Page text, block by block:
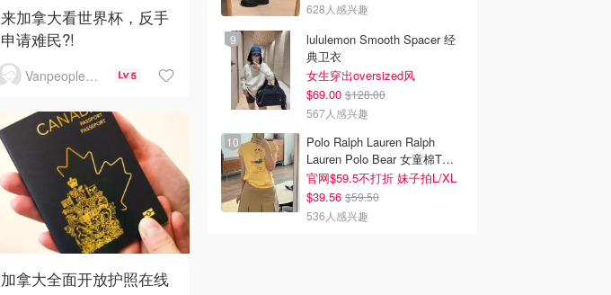
来加拿大看世界杯，反手
申请难民?!
Vanpeople人在温哥华 5
加拿大全面开放护照在线
628人感兴趣
lululemon Smooth Spacer 经
典卫衣
女生穿出oversized风
$69.00 $128.00
567人感兴趣
Polo Ralph Lauren Ralph
Lauren Polo Bear 女童棉T恤
染色 1件
官网$59.5不打折 妹子拍L/XL
$39.56 $59.50
536人感兴趣